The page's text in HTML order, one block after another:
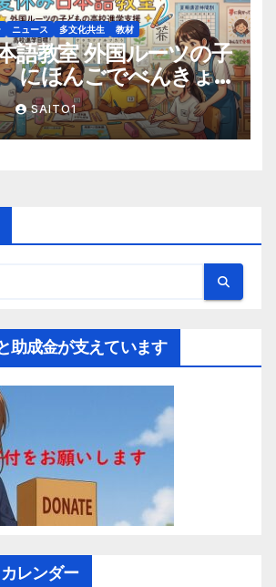
ニュース 多文化共生 教材
国ルーツの子
にほんごでべんきょ
SAITO1
助成金が支えています
レンダー